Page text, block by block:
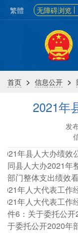
繁體 无障碍浏览
首页 > 信息公开 >
2021年
发
2021年县人大办绩效
会同县人大办2021年
新部门整体支出绩效
2021年人大代表工作
2021年人大代表工作
附件6：关于委托公
关于委托公开2020年